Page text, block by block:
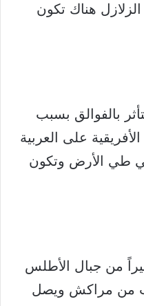
هناك تكون
بالفوالق بسبب
على العربية
طي الأرض وتكون
من جبال الأطلس
من مراكش ويصل